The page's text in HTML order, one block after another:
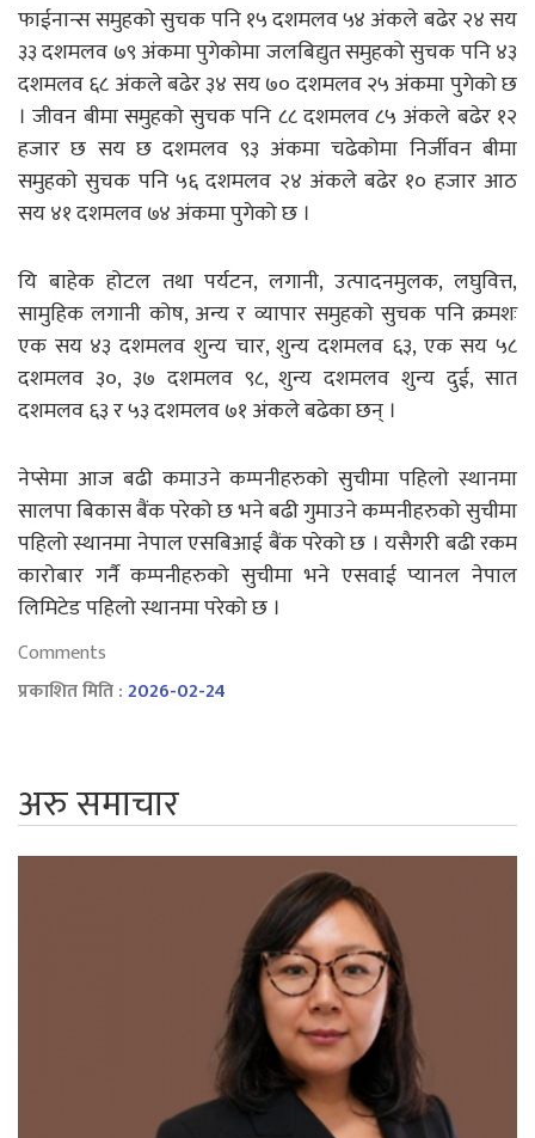
फाईनान्स समुहको सुचक पनि १५ दशमलव ५४ अंकले बढेर २४ सय
३३ दशमलव ७९ अंकमा पुगेकोमा जलबिद्युत समुहको सुचक पनि ४३
दशमलव ६८ अंकले बढेर ३४ सय ७० दशमलव २५ अंकमा पुगेको छ
। जीवन बीमा समुहको सुचक पनि ८८ दशमलव ८५ अंकले बढेर १२
हजार छ सय छ दशमलव ९३ अंकमा चढेकोमा निर्जीवन बीमा
समुहको सुचक पनि ५६ दशमलव २४ अंकले बढेर १० हजार आठ
सय ४१ दशमलव ७४ अंकमा पुगेको छ ।
यि बाहेक होटल तथा पर्यटन, लगानी, उत्पादनमुलक, लघुवित्त,
सामुहिक लगानी कोष, अन्य र व्यापार समुहको सुचक पनि क्रमशः
एक सय ४३ दशमलव शुन्य चार, शुन्य दशमलव ६३, एक सय ५८
दशमलव ३०, ३७ दशमलव ९८, शुन्य दशमलव शुन्य दुई, सात
दशमलव ६३ र ५३ दशमलव ७१ अंकले बढेका छन् ।
नेप्सेमा आज बढी कमाउने कम्पनीहरुको सुचीमा पहिलो स्थानमा
सालपा बिकास बैंक परेको छ भने बढी गुमाउने कम्पनीहरुको सुचीमा
पहिलो स्थानमा नेपाल एसबिआई बैंक परेको छ । यसैगरी बढी रकम
कारोबार गर्नै कम्पनीहरुको सुचीमा भने एसवाई प्यानल नेपाल
लिमिटेड पहिलो स्थानमा परेको छ ।
Comments
प्रकाशित मिति :2026-02-24
अरु समाचार